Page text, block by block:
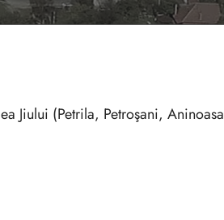
Jiului (Petrila, Petroşani,